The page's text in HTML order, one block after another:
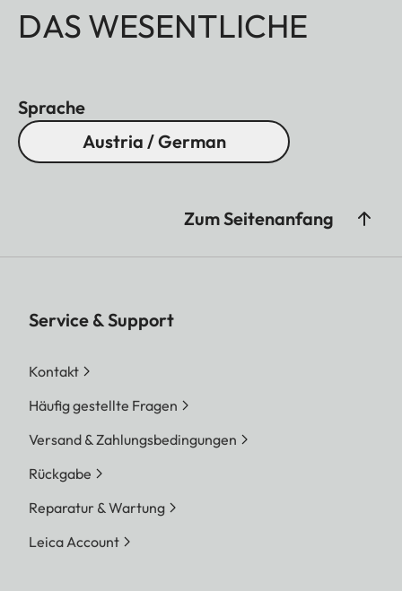
DAS WESENTLICHE
Sprache
Austria / German
Zum Seitenanfang
Service & Support
Kontakt
Häufig gestellte Fragen
Versand & Zahlungsbedingungen
Rückgabe
Reparatur & Wartung
Leica Account